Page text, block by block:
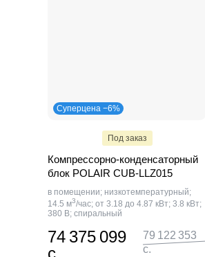
Суперцена −6%
Под заказ
Компрессорно-конденсаторный
блок POLAIR CUB-LLZ015
в помещении; низкотемпературный;
14.5 м3/час; от 3.18 до 4.87 кВт; 3.8 кВт;
380 В; спиральный
74 375 099
79 122 353
с.